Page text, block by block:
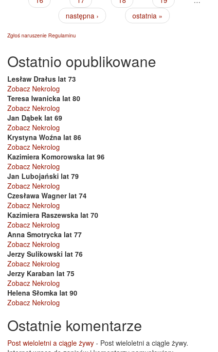
następna ›
ostatnia »
Zgłoś naruszenie Regulaminu
Ostatnio opublikowane
Lesław Drałus lat 73
Zobacz Nekrolog
Teresa Iwanicka lat 80
Zobacz Nekrolog
Jan Dąbek lat 69
Zobacz Nekrolog
Krystyna Woźna lat 86
Zobacz Nekrolog
Kazimiera Komorowska lat 96
Zobacz Nekrolog
Jan Lubojański lat 79
Zobacz Nekrolog
Czesława Wagner lat 74
Zobacz Nekrolog
Kazimiera Raszewska lat 70
Zobacz Nekrolog
Anna Smotrycka lat 77
Zobacz Nekrolog
Jerzy Sulikowski lat 76
Zobacz Nekrolog
Jerzy Karaban lat 75
Zobacz Nekrolog
Helena Słomka lat 90
Zobacz Nekrolog
Ostatnie komentarze
Post wieloletni a ciągle żywy - Post wieloletni a ciągle żywy.